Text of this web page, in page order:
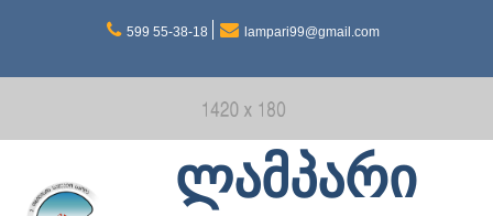
599 55-38-18 lampari99@gmail.com
ლამპარი